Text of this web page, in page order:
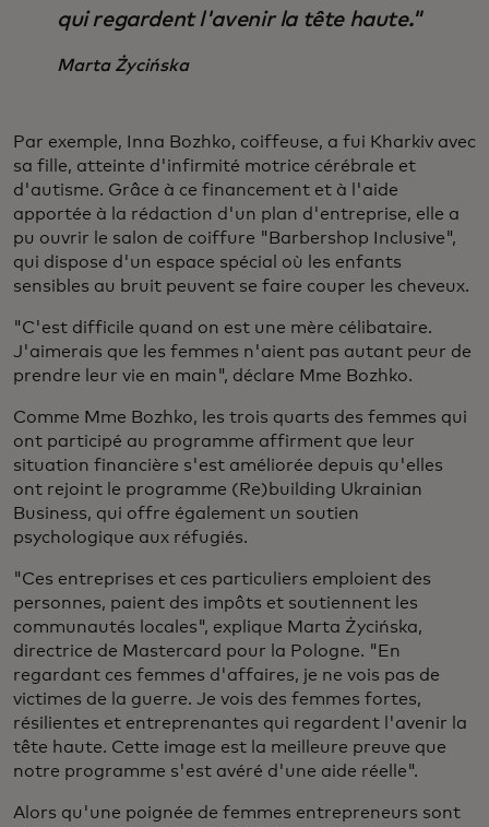
qui regardent l'avenir la tête haute."
Marta Życińska
Par exemple, Inna Bozhko, coiffeuse, a fui Kharkiv avec
sa fille, atteinte d'infirmité motrice cérébrale et
d'autisme. Grâce à ce financement et à l'aide
apportée à la rédaction d'un plan d'entreprise, elle a
pu ouvrir le salon de coiffure "Barbershop Inclusive",
qui dispose d'un espace spécial où les enfants
sensibles au bruit peuvent se faire couper les cheveux.
"C'est difficile quand on est une mère célibataire.
J'aimerais que les femmes n'aient pas autant peur de
prendre leur vie en main", déclare Mme Bozhko.
Comme Mme Bozhko, les trois quarts des femmes qui
ont participé au programme affirment que leur
situation financière s'est améliorée depuis qu'elles
ont rejoint le programme (Re)building Ukrainian
Business, qui offre également un soutien
psychologique aux réfugiés.
"Ces entreprises et ces particuliers emploient des
personnes, paient des impôts et soutiennent les
communautés locales", explique Marta Życińska,
directrice de Mastercard pour la Pologne. "En
regardant ces femmes d'affaires, je ne vois pas de
victimes de la guerre. Je vois des femmes fortes,
résilientes et entreprenantes qui regardent l'avenir la
tête haute. Cette image est la meilleure preuve que
notre programme s'est avéré d'une aide réelle".
Alors qu'une poignée de femmes entrepreneurs sont